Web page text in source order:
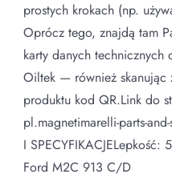
prostych krokach (np.
Oprócz tego, znajdą tam
karty danych
Oiltek — również skanując
produktu kod QR.Link do
pl.magnetimarelli-parts-
I
Ford M2C 913 C/D